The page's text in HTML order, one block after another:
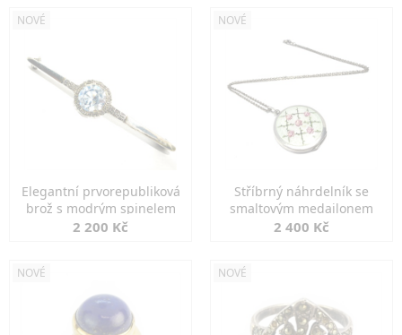
NOVÉ
Elegantní prvorepubliková
brož s modrým spinelem
2 200 Kč
NOVÉ
Stříbrný náhrdelník se
smaltovým medailonem
2 400 Kč
NOVÉ NOVÉ